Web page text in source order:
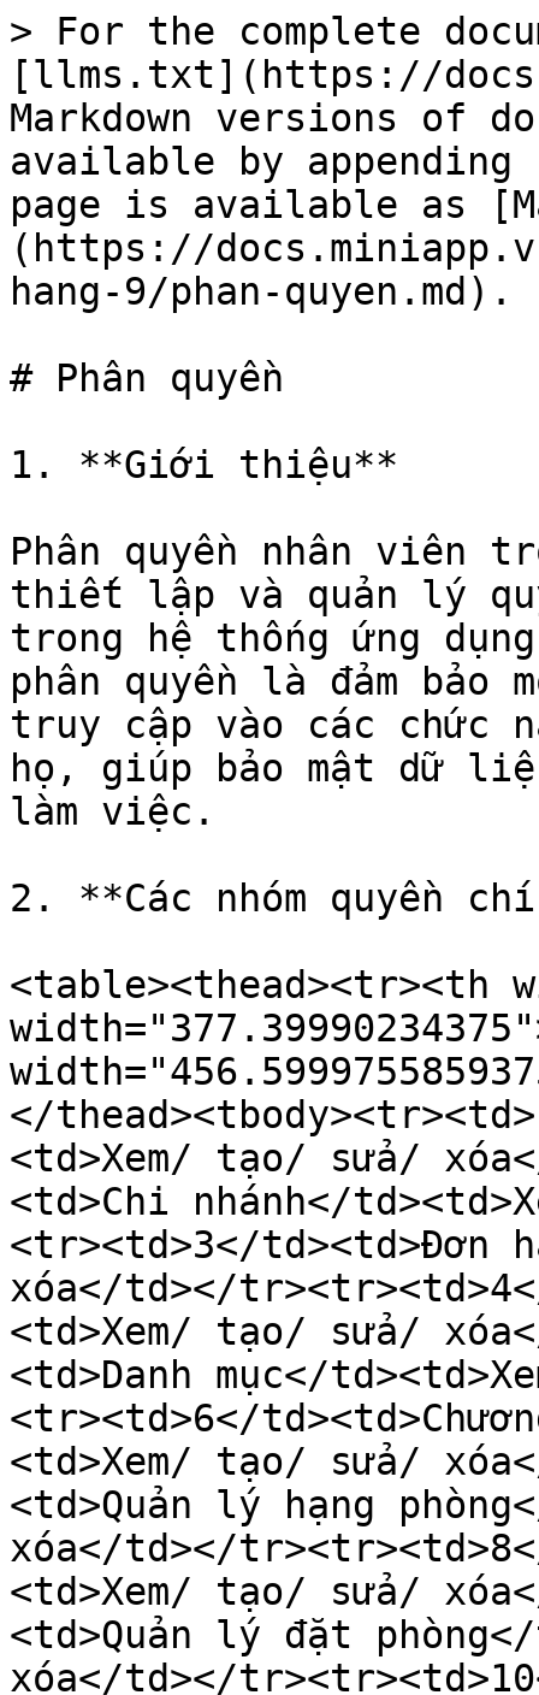
> For the complete
[llms.txt](https://
Markdown versions of
available by
page is available as
(https://
hang-9/phan-quyen.md).
# Phân quyền
1. **Giới thiệu**
Phân quyền nhân viên
thiết lập và quản lý
trong hệ thống ứng
phân quyền là đảm bảo
truy cập vào các chức
họ, giúp bảo mật dữ
làm việc.
2. **Các nhóm quyền
<table><thead><tr><th
</
<td>Xem/ tạo/ sửa/
<td>Chi nhánh</
<tr><td>3</td><td>Đơn
xóa</td></
<td>Xem/ tạo/ sửa/
<td>Danh mục</
<tr><td>6</
<td>Xem/ tạo/ sửa/
<td>Quản lý hạng
xóa</td></
<td>Xem/ tạo/ sửa/
<td>Quản lý đặt
xóa</td></